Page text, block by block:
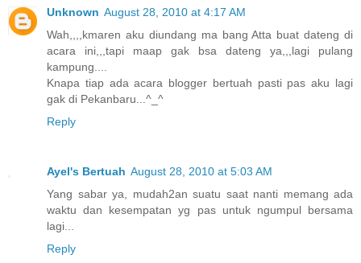
Unknown August 28, 2010 at 4:17 AM
Wah,,,,kmaren aku diundang ma bang Atta buat dateng di
acara ini,,,tapi maap gak bsa dateng ya,,,lagi pulang
kampung....
Knapa tiap ada acara blogger bertuah pasti pas aku lagi
gak di Pekanbaru...^_^
Reply
Ayel's Bertuah August 28, 2010 at 5:03 AM
Yang sabar ya, mudah2an suatu saat nanti memang ada
waktu dan kesempatan yg pas untuk ngumpul bersama
lagi...
Reply